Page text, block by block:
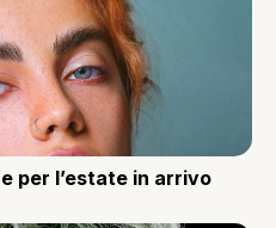
per l’estate in arrivo